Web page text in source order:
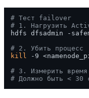
# Тест failover
# 1. Нагрузить
hdfs dfsadmin -
# 2. Убить процесс
kill -9
# 3. Измерить
# Должно быть < 30